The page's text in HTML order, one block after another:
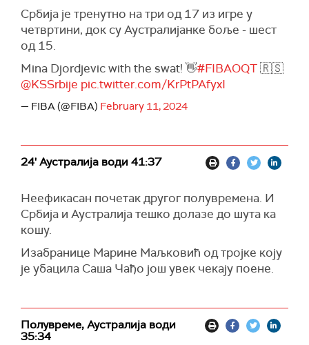
Србија је тренутно на три од 17 из игре у
четвртини, док су Аустралијанке боље - шест
од 15.
Mina Djordjevic with the swat! 👋#FIBAOQT🇷🇸
@KSSrbije pic.twitter.com/KrPtPAfyxI
— FIBA (@FIBA) February 11, 2024
24' Аустралија води 41:37
Неефикасан почетак другог полувремена. И
Србија и Аустралија тешко долазе до шута ка
кошу.
Изабранице Марине Маљковић од тројке коју
је убацила Саша Чађо још увек чекају поене.
Полувреме, Аустралија води
35:34